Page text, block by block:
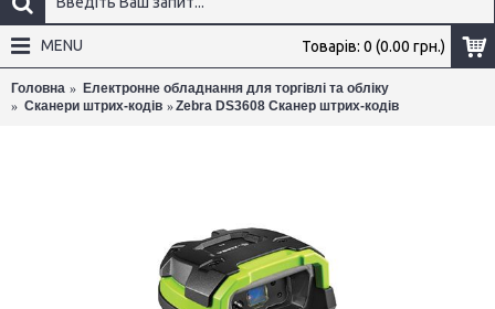
Товарів: 0 (0.00 грн.)
MENU
Головна
Електронне обладнання для торгівлі та обліку
Сканери штрих-кодів
Zebra DS3608 Сканер штрих-кодів